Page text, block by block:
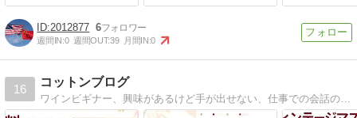
2012877 6
週間IN:0 週間OUT:39 月間IN:0
16
コットンブログ
ワインビギナー、興味があるけど手が出せない、仕事での会話のネタが欲しい という方専用に、ワインエキスパートがわかりやすさにこだわって解説しています。